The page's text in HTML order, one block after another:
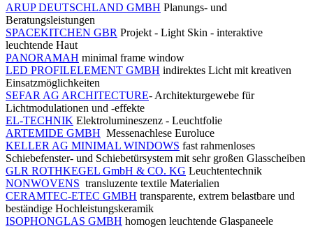
ARUP DEUTSCHLAND GMBH Planungs- und
Beratungsleistungen
SPACEKITCHEN GBR Projekt - Light Skin - interaktive
leuchtende Haut
PANORAMAH minimal frame window
LED PROFILELEMENT GMBH indirektes Licht mit kreativen
Einsatzmöglichkeiten
SEFAR AG ARCHITECTURE- Architekturgewebe für
Lichtmodulationen und -effekte
EL-TECHNIK Elektrolumineszenz - Leuchtfolie
ARTEMIDE GMBH Messenachlese Euroluce
KELLER AG MINIMAL WINDOWS fast rahmenloses
Schiebefenster- und Schiebetürsystem mit sehr großen Glasscheiben
GLR ROTHKEGEL GmbH & CO. KG Leuchtentechnik
NONWOVENS transluzente textile Materialien
CERAMTEC-ETEC GMBH transparente, extrem belastbare und
beständige Hochleistungskeramik
ISOPHONGLAS GMBH homogen leuchtende Glaspaneele